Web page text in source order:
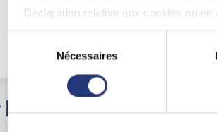
Déclaration relative aux cookies ou
Si vous le permettez, nous aimerions
Collecter des informations sur
Identifier votre appareil en
digitales).
consentement
Nécessaires
36 Rue
les départements